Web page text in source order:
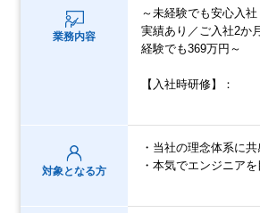
業務内容
～未経験でも安心入
実績あり／ご入社2か
経験でも369万円～
【入社時研修】：
対象となる方
・当社の理念体系に
・本気でエンジニア